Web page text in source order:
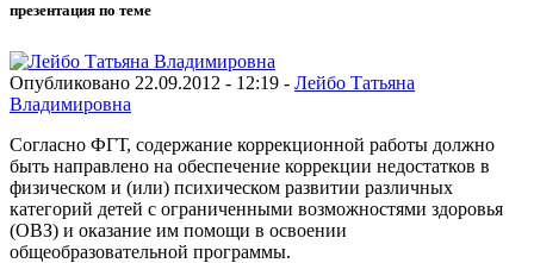
презентация по теме
Опубликовано 22.09.2012 - 12:19 - Лейбо Татьяна
Владимировна
Согласно ФГТ, содержание коррекционной работы должно
быть направлено на обеспечение коррекции недостатков в
физическом и (или) психическом развитии различных
категорий детей с ограниченными возможностями здоровья
(ОВЗ) и оказание им помощи в освоении
общеобразовательной программы.